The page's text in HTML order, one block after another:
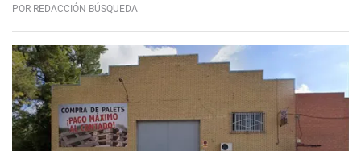
POR REDACCIÓN BÚSQUEDA